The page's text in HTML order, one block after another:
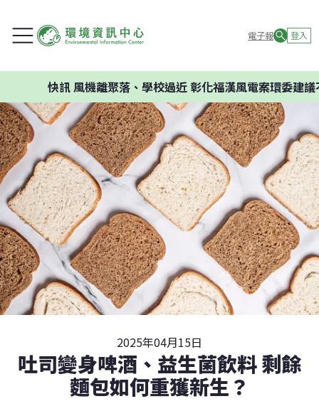
電子報 登入
風機離聚落、學校過近 彰化福漢風電案環委建議不應開
2025年04月15日
吐司變身啤酒、益生菌飲料 剩餘
麵包如何重獲新生？